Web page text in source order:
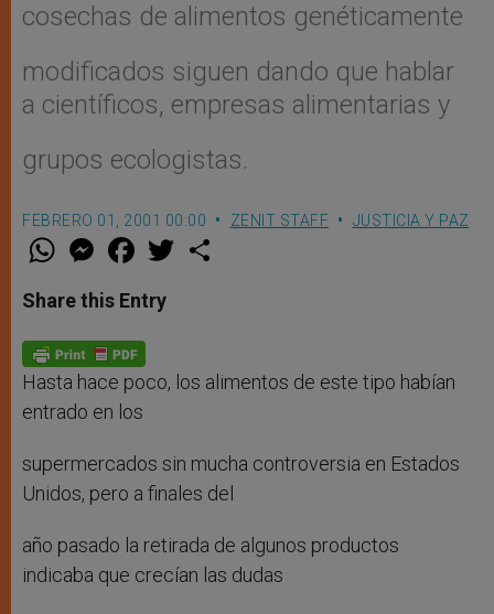
cosechas de alimentos genéticamente
modificados siguen dando que hablar
a científicos, empresas alimentarias y
grupos ecologistas.
FEBRERO 01, 2001 00:00 ZENIT STAFF JUSTICIA Y PAZ
W
t
s
p
p
M
e
s
e
g
e
r
F
a
e
b
o
k
w
Share this Entry
Hasta hace poco, los alimentos de este tipo habían
entrado en los
supermercados sin mucha controversia en Estados
Unidos, pero a finales del
año pasado la retirada de algunos productos
indicaba que crecían las dudas